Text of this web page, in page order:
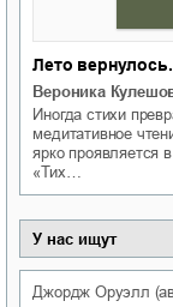
Лето
Вероника
Иногда стихи
медитативное
ярко проявляется
«Тих…
У нас ищут
Джордж Оруэлл